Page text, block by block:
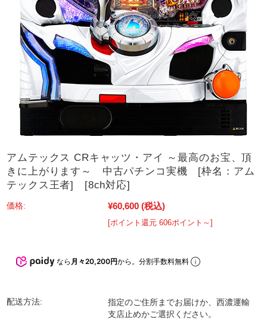
アムテックス CRキャッツ・アイ ～最高のお宝、頂
きに上がります～ 中古パチンコ実機 [枠名：アム
テックス王者] [8ch対応]
価格: ¥60,600 (税込)
[ポイント還元 606ポイント～]
なら 月々20,200円から。分割手数料無料
配送方法:
指定のご住所までお届けか、西濃運輸
支店止めかご選択ください。